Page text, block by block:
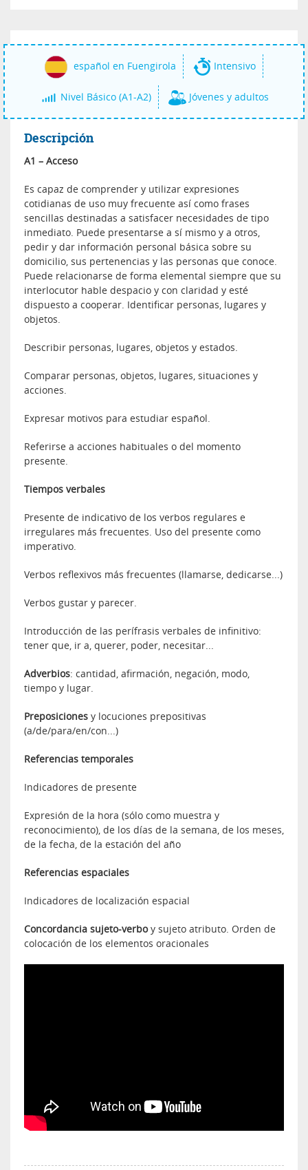
español en Fuengirola Intensivo
Nivel Básico (A1-A2) Jóvenes y adultos
Descripción
A1 – Acceso
Es capaz de comprender y utilizar expresiones
cotidianas de uso muy frecuente así como frases
sencillas destinadas a satisfacer necesidades de tipo
inmediato. Puede presentarse a sí mismo y a otros,
pedir y dar información personal básica sobre su
domicilio, sus pertenencias y las personas que conoce.
Puede relacionarse de forma elemental siempre que su
interlocutor hable despacio y con claridad y esté
dispuesto a cooperar. Identificar personas, lugares y
objetos.
Describir personas, lugares, objetos y estados.
Comparar personas, objetos, lugares, situaciones y
acciones.
Expresar motivos para estudiar español.
Referirse a acciones habituales o del momento
presente.
Tiempos verbales
Presente de indicativo de los verbos regulares e
irregulares más frecuentes. Uso del presente como
imperativo.
Verbos reflexivos más frecuentes (llamarse, dedicarse...)
Verbos gustar y parecer.
Introducción de las perífrasis verbales de infinitivo:
tener que, ir a, querer, poder, necesitar...
Adverbios: cantidad, afirmación, negación, modo,
tiempo y lugar.
Preposiciones y locuciones prepositivas
(a/de/para/en/con...)
Referencias temporales
Indicadores de presente
Expresión de la hora (sólo como muestra y
reconocimiento), de los días de la semana, de los meses,
de la fecha, de la estación del año
Referencias espaciales
Indicadores de localización espacial
Concordancia sujeto-verboy sujeto atributo. Orden de
colocación de los elementos oracionales